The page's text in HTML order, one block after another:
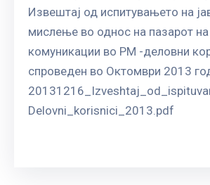
Извештај од испитувањето на
мислење во однос на пазарот
комуникации во РМ -деловни
спроведен во Октомври 2013
Delovni_korisnici_2013.pdf